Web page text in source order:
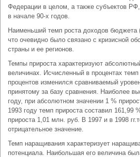
Федерации в целом, а также субъектов
в начале 90-х годов.
Наименьший темп роста доходов бюджета
что очевидно было связано с кризисной
страны и ее регионов.
Темпы прироста характеризуют
величинах. Исчисленный в процентах
процентов изменился сравниваемый
принятому за базу сравнения. Наиболее
году, при абсолютном значении 1 %
1993 году темп прироста составил 161,99
прироста 1,01 млн. руб. В 1997 и в 1998
отрицательное значение.
Темп наращивания характеризует
потенциала. Наибольшая его величина